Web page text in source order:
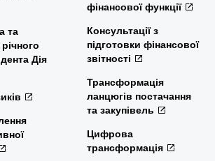
та
Дія
фінансової функції
Консультації з
підготовки фінансової
звітності
Трансформація
ланцюгів постачання
та закупівель
Цифрова
трансформація